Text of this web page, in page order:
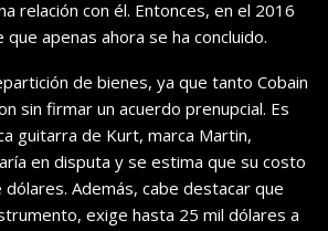
relación con él. Entonces, en el 2016
apenas ahora se ha concluido.
de bienes, ya que tanto Cobain
sin firmar un acuerdo prenupcial. Es
guitarra de Kurt, marca Martin,
en disputa y se estima que su costo
Además, cabe destacar que
exige hasta 25 mil dólares a